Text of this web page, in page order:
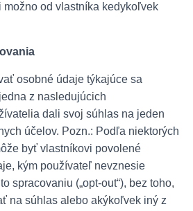
možno od vlastníka kedykoľvek
osobné údaje týkajúce sa
z nasledujúcich
dali svoj súhlas na jeden
účelov. Pozn.: Podľa niektorých
byť vlastníkovi povolené
kým používateľ nevznesie
spracovaniu („opt-out“), bez toho,
na súhlas alebo akýkoľvek iný z